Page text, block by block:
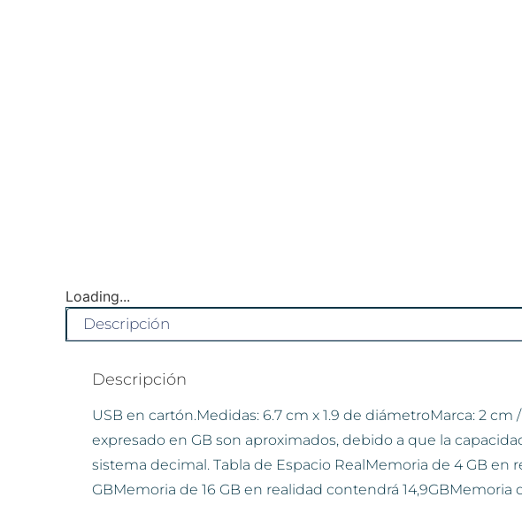
Loading...
Descripción
Descripción
USB en cartón.Medidas: 6.7 cm x 1.9 de diámetroMarca: 2
expresado en GB son aproximados, debido a que la
sistema decimal. Tabla de Espacio RealMemoria de 4 GB en
GBMemoria de 16 GB en realidad contendrá 14,9GBMemoria